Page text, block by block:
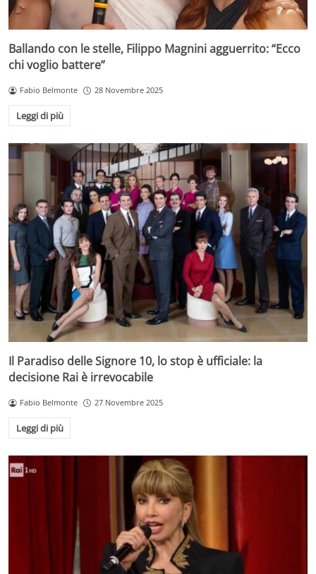
Ballando con le stelle, Filippo Magnini agguerrito: “Ecco
chi voglio battere”
Fabio Belmonte 28 Novembre 2025
Leggi di più
Il Paradiso delle Signore 10, lo stop è ufficiale: la
decisione Rai è irrevocabile
Fabio Belmonte 27 Novembre 2025
Leggi di più